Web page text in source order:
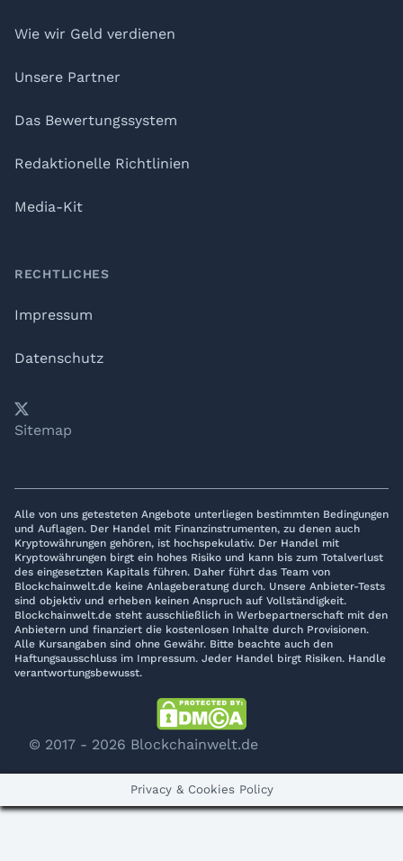
Wie wir Geld verdienen
Unsere Partner
Das Bewertungssystem
Redaktionelle Richtlinien
Media-Kit
RECHTLICHES
Impressum
Datenschutz
YouTube
𝕏LinkedIn
Telegram
Sitemap
Alle von uns getesteten Angebote unterliegen bestimmten Bedingungen
und Auflagen. Der Handel mit Finanzinstrumenten, zu denen auch
Kryptowährungen gehören, ist hochspekulativ. Der Handel mit
Kryptowährungen birgt ein hohes Risiko und kann bis zum Totalverlust
des eingesetzten Kapitals führen. Daher führt das Team von
Blockchainwelt.de keine Anlageberatung durch. Unsere Anbieter-Tests
sind objektiv und erheben keinen Anspruch auf Vollständigkeit.
Blockchainwelt.de steht ausschließlich in Werbepartnerschaft mit den
Anbietern und finanziert die kostenlosen Inhalte durch Provisionen.
Alle Kursangaben sind ohne Gewähr. Bitte beachte auch den
Haftungsausschluss im Impressum. Jeder Handel birgt Risiken. Handle
verantwortungsbewusst.
© 2017 - 2026 Blockchainwelt.de
Privacy & Cookies Policy